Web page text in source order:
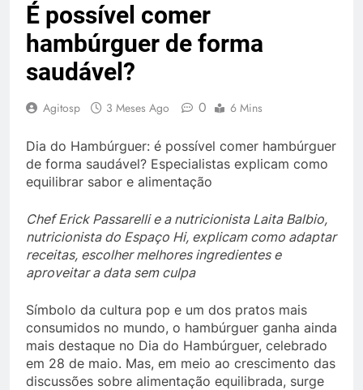
É possível comer
hambúrguer de forma
saudável?
Agitosp 3 Meses Ago 0 6 Mins
Dia do Hambúrguer: é possível comer hambúrguer
de forma saudável? Especialistas explicam como
equilibrar sabor e alimentação
Chef Erick Passarelli e a nutricionista Laita Balbio,
nutricionista do Espaço Hi, explicam como adaptar
receitas, escolher melhores ingredientes e
aproveitar a data sem culpa
Símbolo da cultura pop e um dos pratos mais
consumidos no mundo, o hambúrguer ganha ainda
mais destaque no Dia do Hambúrguer, celebrado
em 28 de maio. Mas, em meio ao crescimento das
discussões sobre alimentação equilibrada, surge